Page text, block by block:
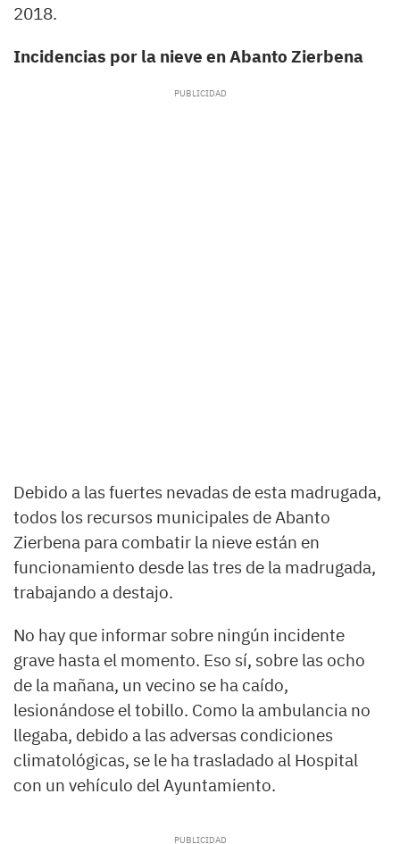
2018.
Incidencias por la nieve en Abanto Zierbena
Debido a las fuertes nevadas de esta madrugada,
todos los recursos municipales de Abanto
Zierbena para combatir la nieve están en
funcionamiento desde las tres de la madrugada,
trabajando a destajo.
No hay que informar sobre ningún incidente
grave hasta el momento. Eso sí, sobre las ocho
de la mañana, un vecino se ha caído,
lesionándose el tobillo. Como la ambulancia no
llegaba, debido a las adversas condiciones
climatológicas, se le ha trasladado al Hospital
con un vehículo del Ayuntamiento.